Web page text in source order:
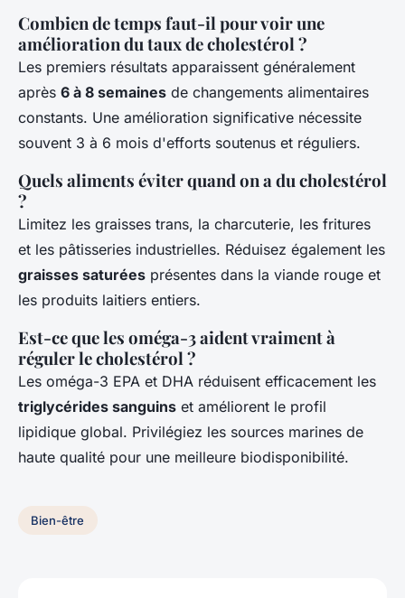
Combien de temps faut-il pour voir une
amélioration du taux de cholestérol ?
Les premiers résultats apparaissent généralement
après 6 à 8 semaines de changements alimentaires
constants. Une amélioration significative nécessite
souvent 3 à 6 mois d'efforts soutenus et réguliers.
Quels aliments éviter quand on a du cholestérol
?
Limitez les graisses trans, la charcuterie, les fritures
et les pâtisseries industrielles. Réduisez également les
graisses saturées présentes dans la viande rouge et
les produits laitiers entiers.
Est-ce que les oméga-3 aident vraiment à
réguler le cholestérol ?
Les oméga-3 EPA et DHA réduisent efficacement les
triglycérides sanguins et améliorent le profil
lipidique global. Privilégiez les sources marines de
haute qualité pour une meilleure biodisponibilité.
Bien-être